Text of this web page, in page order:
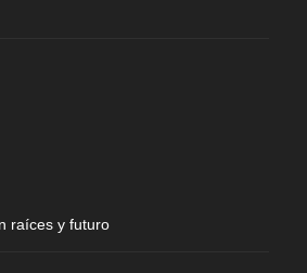
raíces y futuro